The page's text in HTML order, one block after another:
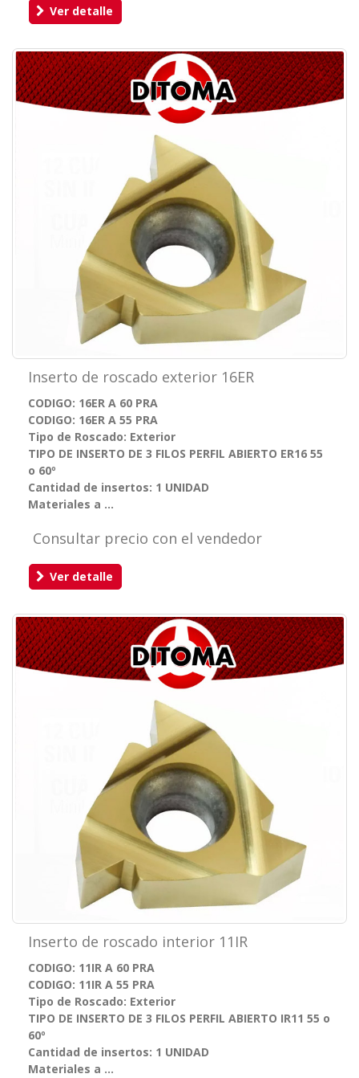
Ver detalle
Inserto de roscado exterior 16ER
CODIGO: 16ER A 60 PRA
CODIGO: 16ER A 55 PRA
Tipo de Roscado: Exterior
TIPO DE INSERTO DE 3 FILOS PERFIL ABIERTO ER16 55
o 60º
Cantidad de insertos: 1 UNIDAD
Materiales a ...
Consultar precio con el vendedor
Ver detalle
Inserto de roscado interior 11IR
CODIGO: 11IR A 60 PRA
CODIGO: 11IR A 55 PRA
Tipo de Roscado: Exterior
TIPO DE INSERTO DE 3 FILOS PERFIL ABIERTO IR11 55 o
60º
Cantidad de insertos: 1 UNIDAD
Materiales a ...